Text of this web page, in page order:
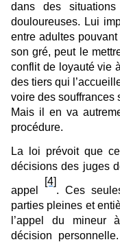
dans des
douloureuses. Lui
entre adultes
son gré, peut le
conflit de loyauté vie
des tiers qui
voire des souffrances
Mais il en va
procédure.
La loi prévoit que
décisions des juges
appel
[4]
. Ces
parties pleines et
l’appel du mineur
décision